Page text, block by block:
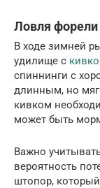
Ловля форели
В ходе зимней
удилище с
спиннинги с
длинным, но
кивком
может быть
Важно
вероятность
штопор,